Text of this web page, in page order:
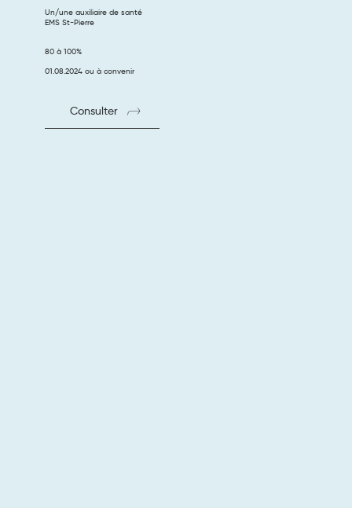
Un/une auxiliaire de santé
EMS St-Pierre
80 à 100%
01.08.2024 ou à convenir
Consulter